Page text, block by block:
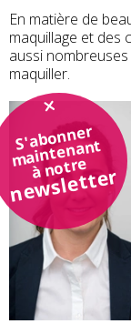
S'abonner
maintenant
à notre
newsletter
En matière de
maquillage et des
aussi
maquiller.